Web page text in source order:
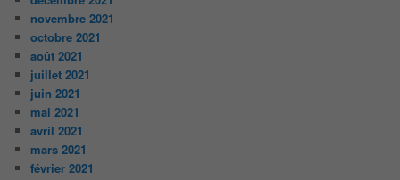
novembre 2021
octobre 2021
août 2021
juillet 2021
juin 2021
mai 2021
avril 2021
mars 2021
février 2021